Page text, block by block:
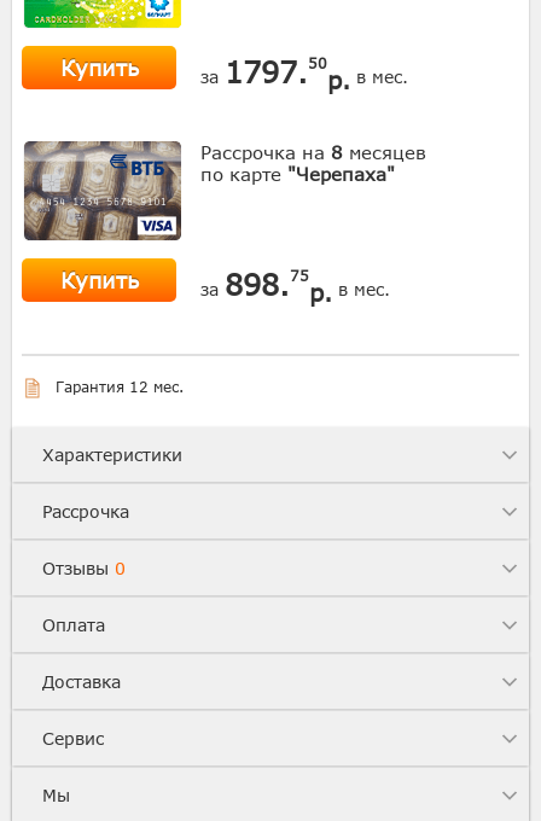
Купить за 1797. 50
р. в мес.
Рассрочка на 8 месяцев
по карте "Черепаха"
Купить за 898. 75
р. в мес.
Гарантия 12 мес.
Характеристики
Рассрочка
Отзывы 0
Оплата
Доставка
Сервис
Мы